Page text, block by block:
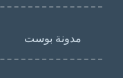
مدونة بوست